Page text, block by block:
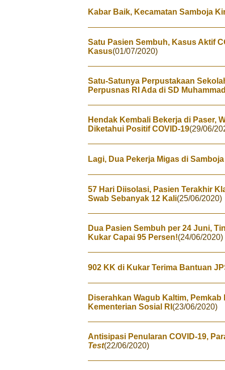
Kabar Baik, Kecamatan Samboja
Satu Pasien Sembuh, Kasus Aktif
Kasus(01/07/2020)
Satu-Satunya Perpustakaan
Perpusnas RI Ada di SD
Hendak Kembali Bekerja di Paser,
Diketahui Positif COVID-19(29/06/
Lagi, Dua Pekerja Migas di
57 Hari Diisolasi, Pasien Terakhir
Swab Sebanyak 12 Kali(25/06/2020)
Dua Pasien Sembuh per 24 Juni,
Kukar Capai 95 Persen!(24/06/2020)
902 KK di Kukar Terima Bantuan
Diserahkan Wagub Kaltim,
Kementerian Sosial RI (23/06/2020)
Antisipasi Penularan COVID-19,
Test(22/06/2020)